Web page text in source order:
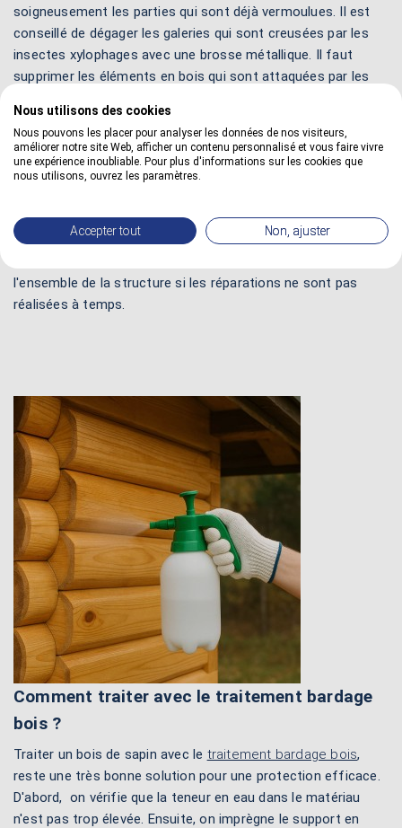
soigneusement les parties qui sont déjà vermoulues. Il est
conseillé de dégager les galeries qui sont creusées par les
insectes xylophages avec une brosse métallique. Il faut
supprimer les éléments en bois qui sont attaquées par les
zones détériorées avant d'utiliser des produits de
traitement.
3 - Renforcer le bois :il est recommandé de renforcer les
est important de remplacer les parties qui sont trop
affaiblies pour stopper la propagation sur le reste du bois de
l'ensemble de la structure si les réparations ne sont pas
réalisées à temps.
Comment traiter avec le traitement bardage
bois ?
Traiter un bois de sapin avec le traitement bardage bois,
reste une très bonne solution pour une protection efficace.
D'abord, on vérifie que la teneur en eau dans le matériau
n'est pas trop élevée. Ensuite, on imprègne le support en
Nous utilisons des cookies
Nous pouvons les placer pour analyser les données de nos visiteurs,
améliorer notre site Web, afficher un contenu personnalisé et vous faire vivre
une expérience inoubliable. Pour plus d'informations sur les cookies que
nous utilisons, ouvrez les paramètres.
Accepter tout Non, ajuster